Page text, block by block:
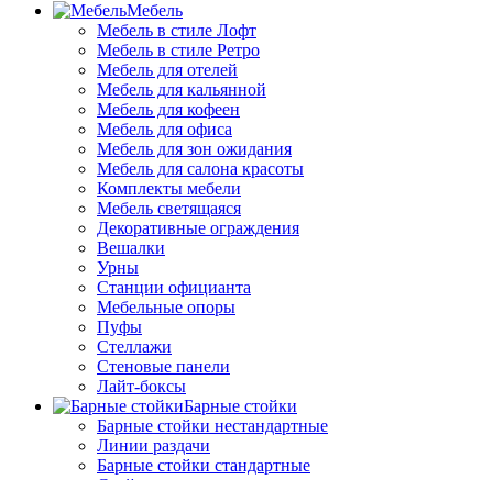
Мебель
Мебель в стиле Лофт
Мебель в стиле Ретро
Мебель для отелей
Мебель для кальянной
Мебель для кофеен
Мебель для офиса
Мебель для зон ожидания
Мебель для салона красоты
Комплекты мебели
Мебель светящаяся
Декоративные ограждения
Вешалки
Урны
Станции официанта
Мебельные опоры
Пуфы
Стеллажи
Стеновые панели
Лайт-боксы
Барные стойки
Барные стойки нестандартные
Линии раздачи
Барные стойки стандартные